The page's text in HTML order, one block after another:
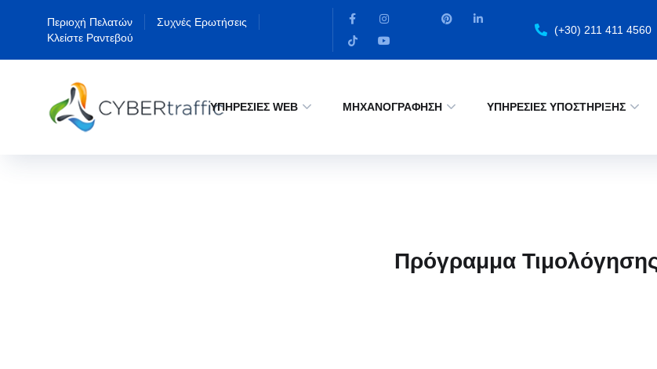
Περιοχή Πελατών
Συχνές Ερωτήσεις
Κλείστε Ραντεβού
(+30) 211 411 4560
ΥΠΗΡΕΣΙΕΣ WEB ΜΗΧΑΝΟΓΡΑΦΗΣΗ ΥΠΗΡΕΣΙΕΣ ΥΠΟΣΤΗΡΙΞΗΣ
Πρόγραμμα Τιμολόγησης